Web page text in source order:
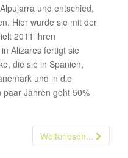
und entschied,
Hier wurde sie mit der
2011 ihren
Alizares fertigt sie
die sie in Spanien,
und in die
paar Jahren geht 50%
Weiterlesen...